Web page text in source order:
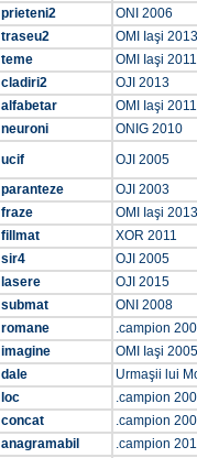
prieteni2
ONI 2006
traseu2
OMI Iaşi 2013
teme
OMI Iaşi 2011
cladiri2
OJI 2013
alfabetar
OMI Iaşi 2011
neuroni
ONIG 2010
ucif
OJI 2005
paranteze
OJI 2003
fraze
OMI Iaşi 2013
fillmat
XOR 2011
sir4
OJI 2005
lasere
OJI 2015
submat
ONI 2008
romane
.campion
imagine
OMI Iaşi 2005
dale
Urmaşii lui
loc
.campion
concat
.campion
anagramabil
.campion